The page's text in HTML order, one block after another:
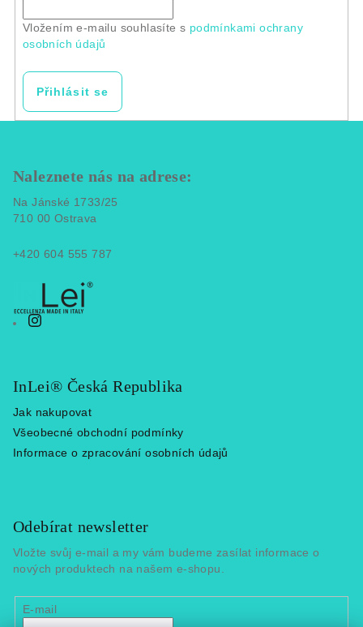
Vložením e-mailu souhlasíte s podmínkami ochrany
osobních údajů
Přihlásit se
Naleznete nás na adrese:
Na Jánské 1733/25
710 00 Ostrava
+420 604 555 787
InLei® Česká Republika
Jak nakupovat
Všeobecné obchodní podmínky
Informace o zpracování osobních údajů
Odebírat newsletter
Vložte svůj e-mail a my vám budeme zasílat informace o
nových produktech na našem e-shopu.
E-mail